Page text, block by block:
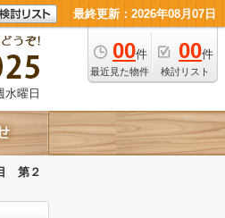
最終更新：2026年08月07日
00件
最近見た物件
00件
検討リスト
水曜日
第２